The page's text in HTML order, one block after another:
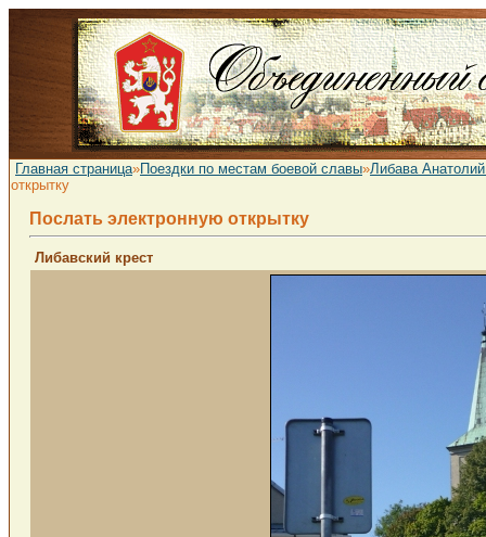
Главная страница»Поездки по местам боевой славы»Либава
открытку
Послать электронную открытку
Либавский крест